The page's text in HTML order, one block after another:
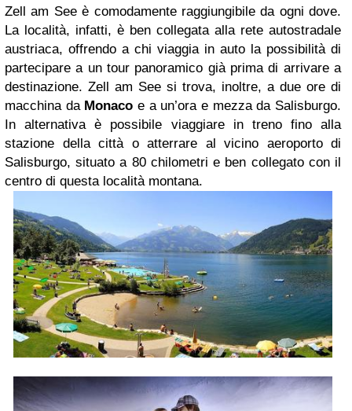
Zell am See è comodamente raggiungibile da ogni dove.
La località, infatti, è ben collegata alla rete autostradale
austriaca, offrendo a chi viaggia in auto la possibilità di
partecipare a un tour panoramico già prima di arrivare a
destinazione. Zell am See si trova, inoltre, a due ore di
macchina da Monaco e a un’ora e mezza da Salisburgo.
In alternativa è possibile viaggiare in treno fino alla
stazione della città o atterrare al vicino aeroporto di
Salisburgo, situato a 80 chilometri e ben collegato con il
centro di questa località montana.